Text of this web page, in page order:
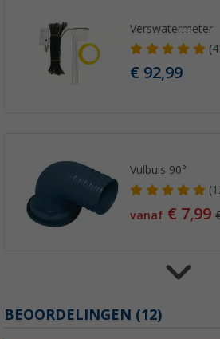
Verswatermeter
€ 92,99
Vulbuis 90°
vanaf € 7,99
Berger
BEOORDELINGEN (12)